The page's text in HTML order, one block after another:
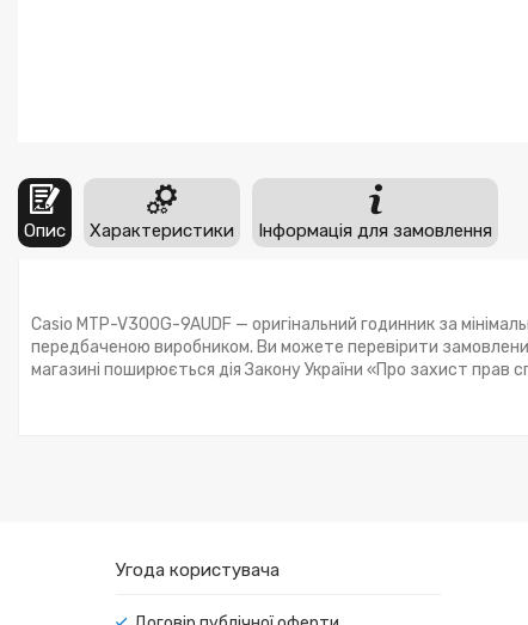
Опис Характеристики Інформація для замовлення
Casio MTP-V300G-9AUDF — оригінальний годинник за
передбаченою виробником. Ви можете перевірити
магазині поширюється дія Закону України «Про захист
Угода користувача